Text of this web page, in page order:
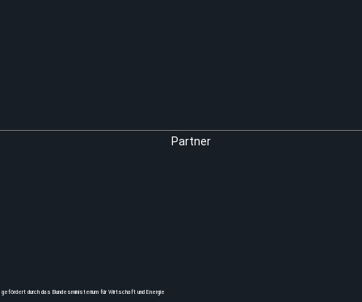
Partner
gefördert durch das Bundesministerium für Wirtschaft und Energie